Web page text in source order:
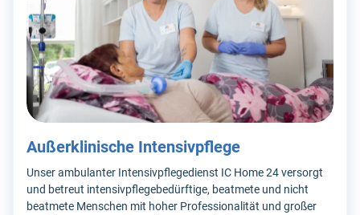
Außerklinische Intensivpflege
Unser ambulanter Intensivpflegedienst IC Home 24 versorgt
und betreut intensivpflegebedürftige, beatmete und nicht
beatmete Menschen mit hoher Professionalität und großer